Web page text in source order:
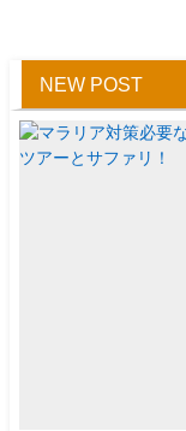
NEW POST